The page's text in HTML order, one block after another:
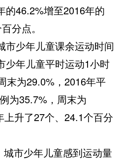
的46.2%增至2016年的
分点。
少年儿童课余运动时间
少年儿童平时运动1小时
末为29.0%，2016年平
为35.7%，周末为
升了27个、24.1个百分
市少年儿童感到运动量